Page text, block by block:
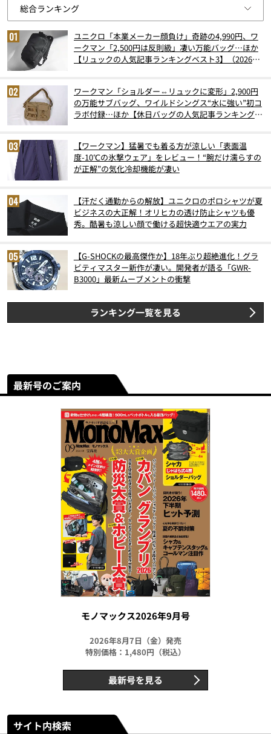
ユニクロ「本業メーカー顔負け」奇跡の4,990円、ワ
ークマン「2,500円は反則級」凄い万能バッグ…ほか
【リュックの人気記事ランキングベスト3】（2026年
ワークマン「ショルダー⇔リュックに変形」2,900円
の万能サブバッグ、ワイルドシングス“水に強い”初コ
ラボ付録…ほか【休日バッグの人気記事ランキングベ
【ワークマン】猛暑でも着る方が涼しい「表面温
度-10℃の氷撃ウェア」をレビュー！“腕だけ濡らすの
が正解”の気化冷却機能が凄い
【汗だく通勤からの解放】ユニクロのポロシャツが夏
ビジネスの大正解！オリヒカの透け防止シャツも優
秀。酷暑も涼しい顔で働ける超快適ウエアの実力
【G-SHOCKの最高傑作か】18年ぶり超絶進化！グラ
ビティマスター新作が凄い。開発者が語る「GWR-
B3000」最新ムーブメントの衝撃
ランキング一覧を見る
最新号のご案内
モノマックス2026年9月号
2026年8月7日（金）発売
特別価格：1,480円（税込）
最新号を見る
サイト内検索